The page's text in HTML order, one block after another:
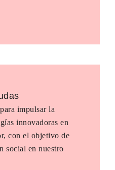
impulsar la
innovadoras en
con el objetivo de
social en nuestro